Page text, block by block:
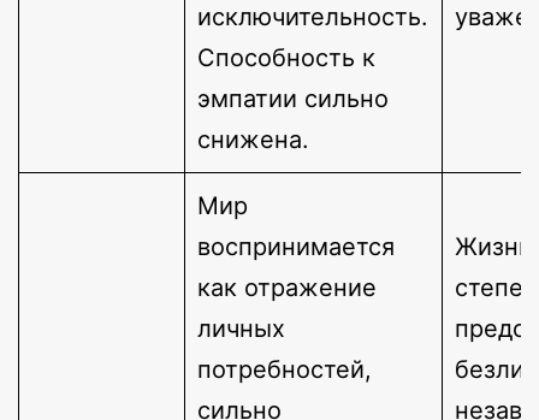
исключительность.
Способность к
эмпатии сильно
снижена.
​Мир
воспринимается
как отражение
личных
потребностей,
сильно
Жизнь